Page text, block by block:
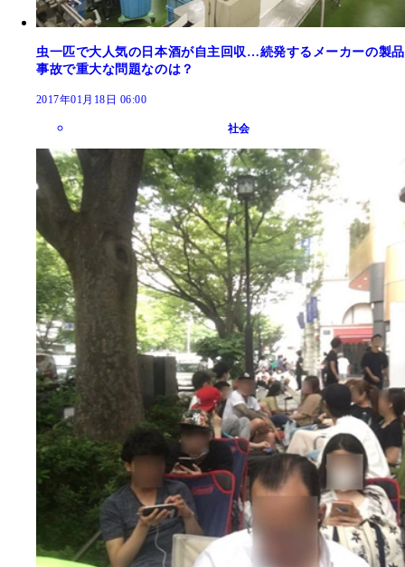
虫一匹で大人気の日本酒が自主回収…続発するメーカーの製品
事故で重大な問題なのは？
2017年01月18日 06:00
社会